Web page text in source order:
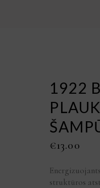
1922
€13.00
struktūros